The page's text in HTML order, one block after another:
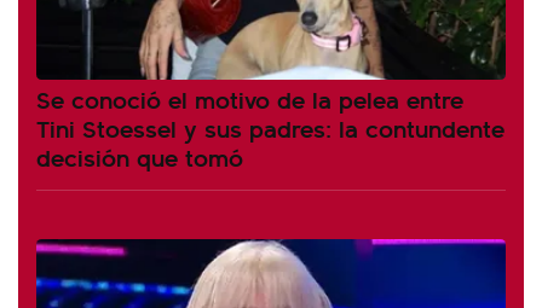
Se conoció el motivo de la pelea entre
Tini Stoessel y sus padres: la contundente
decisión que tomó